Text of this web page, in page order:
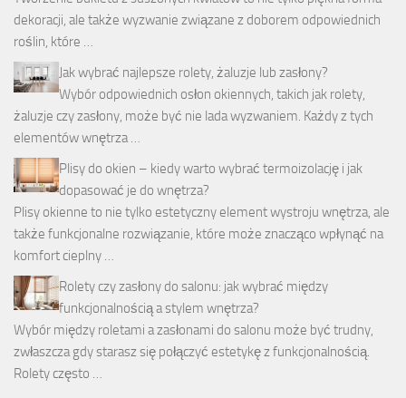
dekoracji, ale także wyzwanie związane z doborem odpowiednich
roślin, które …
Jak wybrać najlepsze rolety, żaluzje lub zasłony?
Wybór odpowiednich osłon okiennych, takich jak rolety,
żaluzje czy zasłony, może być nie lada wyzwaniem. Każdy z tych
elementów wnętrza …
Plisy do okien – kiedy warto wybrać termoizolację i jak
dopasować je do wnętrza?
Plisy okienne to nie tylko estetyczny element wystroju wnętrza, ale
także funkcjonalne rozwiązanie, które może znacząco wpłynąć na
komfort cieplny …
Rolety czy zasłony do salonu: jak wybrać między
funkcjonalnością a stylem wnętrza?
Wybór między roletami a zasłonami do salonu może być trudny,
zwłaszcza gdy starasz się połączyć estetykę z funkcjonalnością.
Rolety często …